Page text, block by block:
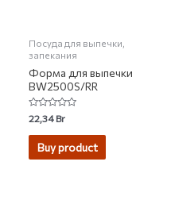
Посуда для выпечки,
запекания
Форма для выпечки
BW2500S/RR
Rated
0
out
22,34Br
Buy product